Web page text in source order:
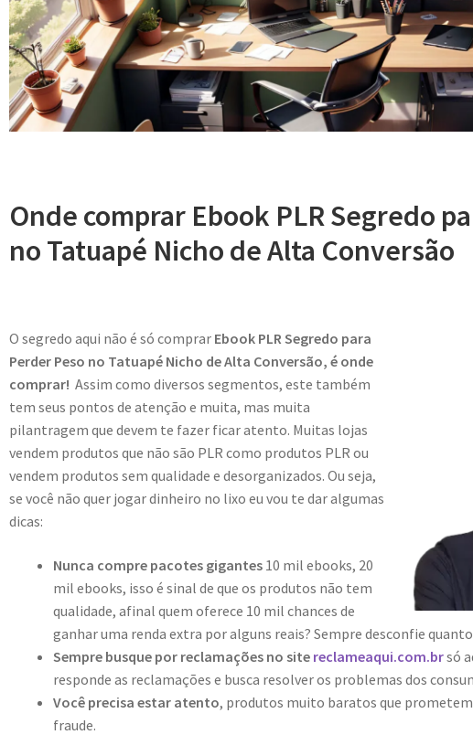
Onde comprar Ebook PLR Segredo
no Tatuapé Nicho de Alta Conversão
O segredo aqui não é só comprar Ebook PLR Segredo para
Perder Peso no Tatuapé Nicho de Alta Conversão, é onde
comprar! Assim como diversos segmentos, este também
tem seus pontos de atenção e muita, mas muita
pilantragem que devem te fazer ficar atento. Muitas lojas
vendem produtos que não são PLR como produtos PLR ou
vendem produtos sem qualidade e desorganizados. Ou seja,
se você não quer jogar dinheiro no lixo eu vou te dar algumas
dicas:
Nunca compre pacotes gigantes 10 mil ebooks, 20
mil ebooks, isso é sinal de que os produtos não tem
qualidade, afinal quem oferece 10 mil chances de
ganhar uma renda extra por alguns reais? Sempre desconfie
Sempre busque por reclamações no site reclameaqui.com.brsó
responde as reclamações e busca resolver os problemas dos
Você precisa estar atento, produtos muito baratos que
fraude.